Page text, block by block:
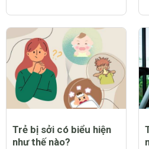
Trẻ bị sởi có biểu hiện
như thế nào?